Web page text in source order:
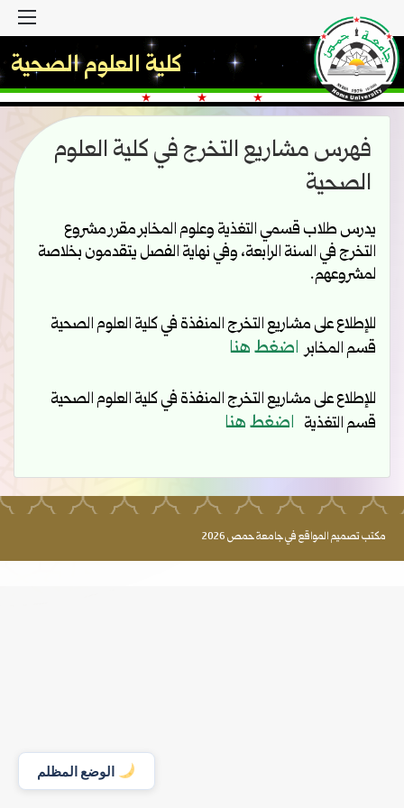
الوضع المظلم
كلية العلوم الصحية
فهرس مشاريع التخرج في كلية العلوم
الصحية
يدرس طلاب قسمي التغذية وعلوم المخابر مقرر مشروع
التخرج في السنة الرابعة، وفي نهاية الفصل يتقدمون بخلاصة
لمشروعهم.
للإطلاع على مشاريع التخرج المنفذة في كلية العلوم الصحية
قسم المخابر اضغط هنا
للإطلاع على مشاريع التخرج المنفذة في كلية العلوم الصحية
قسم التغذية اضغط هنا
مكتب تصميم المواقع في جامعة حمص 2026